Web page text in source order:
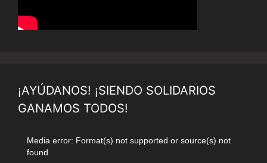
¡AYÚDANOS! ¡SIENDO SOLIDARIOS
GANAMOS TODOS!
Reproductor
de
Media error: Format(s) not supported or source(s) not
found